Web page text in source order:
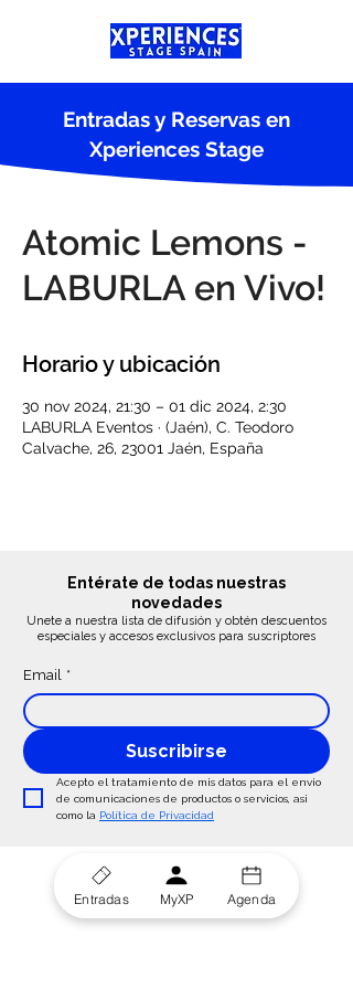
Entradas y Reservas en
Xperiences Stage
Atomic Lemons -
LABURLA en Vivo!
Horario y ubicación
30 nov 2024, 21:30 – 01 dic 2024, 2:30
LABURLA Eventos · (Jaén), C. Teodoro
Calvache, 26, 23001 Jaén, España
Entérate de todas nuestras
novedades
Unete a nuestra lista de difusión y obtén descuentos
especiales y accesos exclusivos para suscriptores
Email *
Suscribirse
Acepto el tratamiento de mis datos para el envio
de comunicaciones de productos o servicios, asi
como la Política de Privacidad
Sigue Conectado:
Entradas MyXP Agenda